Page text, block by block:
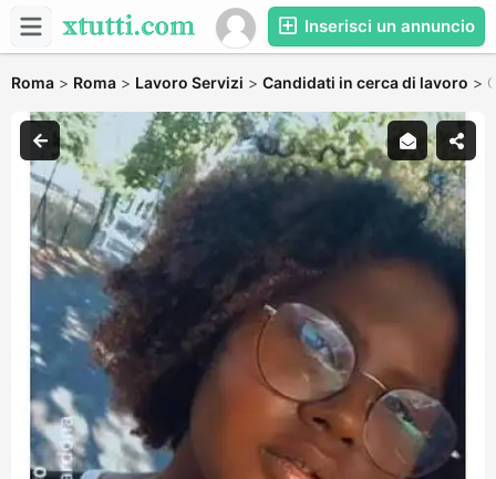
Inserisci un annuncio
Roma > Roma > Lavoro Servizi > Candidati in cerca di lavoro >